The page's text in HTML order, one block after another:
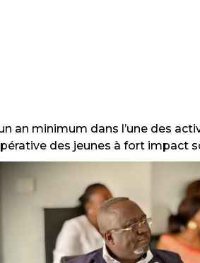
an minimum dans l’une des
des jeunes à fort impact